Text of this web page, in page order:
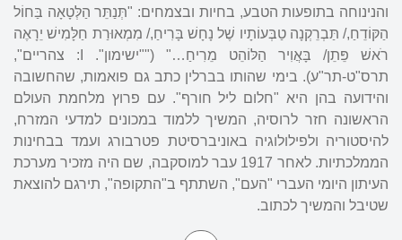
והנינוחה בתופעות הטבע, בחיות ובצמחים: "תְּנַתֵּר הַלְּטָאָה בַּחוֹל
הַקּוֹדֵחַ,/ תַּבְרֵקְנָה טַבְּעוֹתָיו שֶׁל נָחָשׁ בָּרִיחַ,/ מִמְאוּרַת חַלָּמִישׁ יֵרָאֶה
רֹאשׁ פֵּתֵן/ בָּאֲוִיר הַלּוֹהֵט מֵרִיחַ…" (""ישימון". I: צהריים",
תרס"ט-תר"ע). בימי שהותו בברלין כתב גם פואמות, שהחשובה
והידועה בהן היא "חלום ליל חורף". עם פרוץ מלחמת העולם
הראשונה חזר לרוסיה, המשיך ללמוד במכונים למדעי המזרח,
להיסטוריה ולפילולוגיה באוניברסיטת פטרבורג ועמד בבחינות
הממלכתיות. לאחר 1917 עבר למוסקבה, שם היה מזכיר מערכת
העיתון היומי העברי "העם", השתתף ב"התקופה", תירגם להוצאת
שטיבל והמשיך לכתוב.